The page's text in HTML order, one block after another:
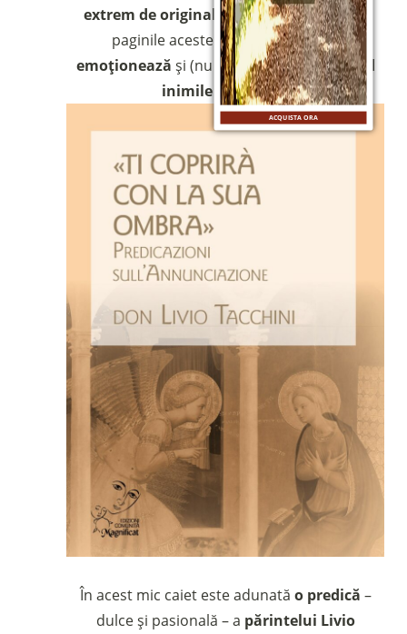
extrem de originală și puternică, ies din
paginile acestei cărți șiîncălzesc,
emoționează și (nu de puține ori)surprind
inimile cititorilor.
În acest mic caiet este adunată o predică –
dulce și pasională – a părintelui Livio
ACQUISTA ORA